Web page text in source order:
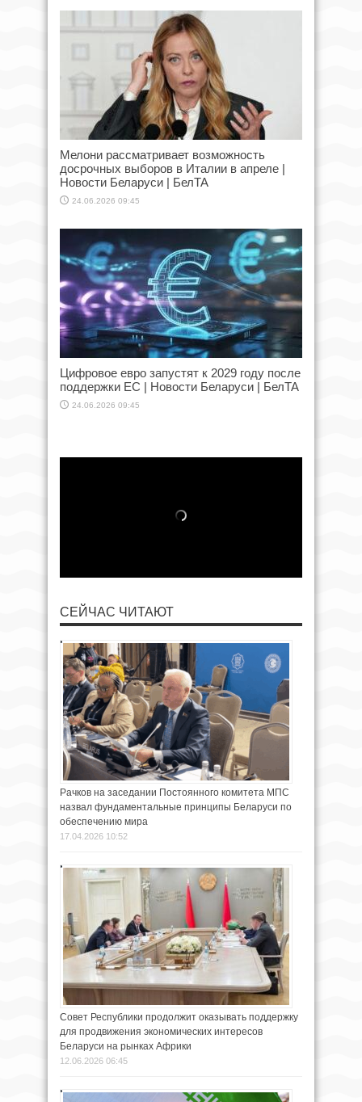
Мелони рассматривает возможность
досрочных выборов в Италии в апреле |
Новости Беларуси | БелТА
24.06.2026 09:45
Цифровое евро запустят к 2029 году после
поддержки ЕС | Новости Беларуси | БелТА
24.06.2026 09:45
СЕЙЧАС ЧИТАЮТ
Рачков на заседании Постоянного комитета МПС
назвал фундаментальные принципы Беларуси по
обеспечению мира
17.04.2026 10:52
Совет Республики продолжит оказывать поддержку
для продвижения экономических интересов
Беларуси на рынках Африки
12.06.2026 06:45